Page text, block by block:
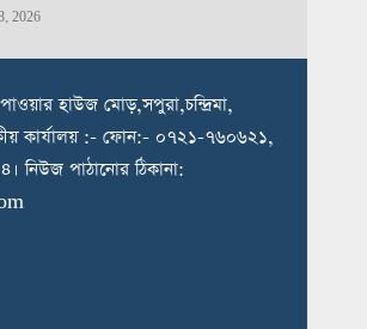
2026
হাউজ মোড়,সপুরা,চন্দ্রিমা,
কার্যালয় :- ফোন:- ০৭২১-৭৬০৬২১,
নিউজ পাঠানোর ঠিকানা: